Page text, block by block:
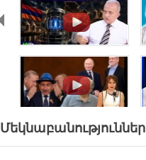
.
.
Մեկնաբանություններ